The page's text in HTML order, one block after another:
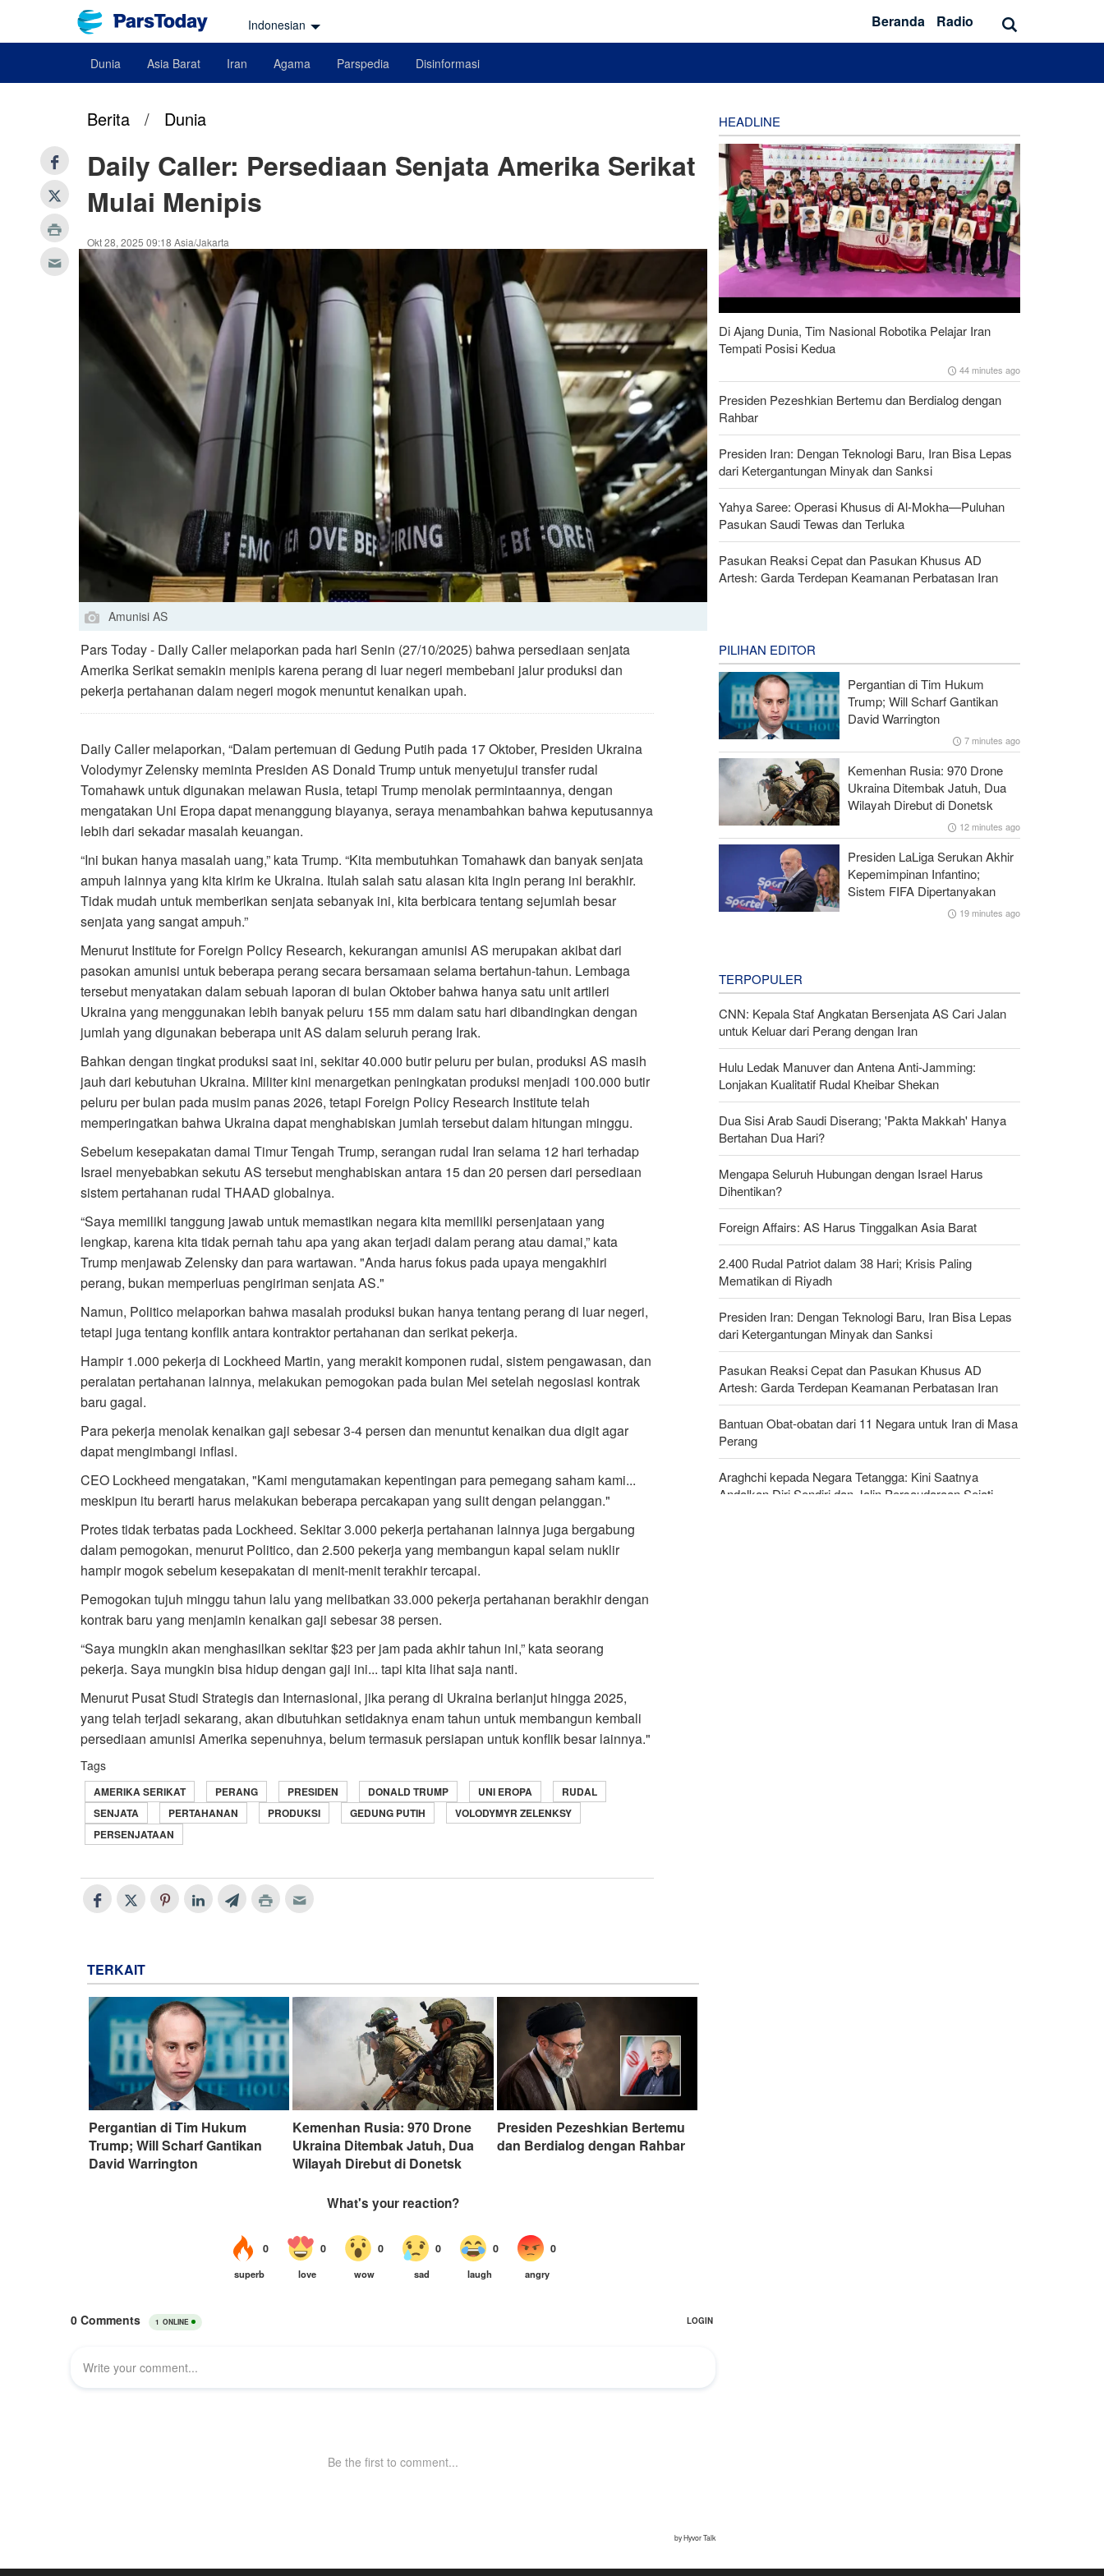
Indonesian Beranda Radio
Dunia Asia Barat Iran Agama Parspedia Disinformasi
Berita / Dunia
Daily Caller: Persediaan Senjata Amerika Serikat
Mulai Menipis
Okt 28, 2025 09:18 Asia/Jakarta
Amunisi AS
Pars Today - Daily Caller melaporkan pada hari Senin (27/10/2025) bahwa persediaan senjata
Amerika Serikat semakin menipis karena perang di luar negeri membebani jalur produksi dan
pekerja pertahanan dalam negeri mogok menuntut kenaikan upah.
Daily Caller melaporkan, “Dalam pertemuan di Gedung Putih pada 17 Oktober, Presiden Ukraina
Volodymyr Zelensky meminta Presiden AS Donald Trump untuk menyetujui transfer rudal
Tomahawk untuk digunakan melawan Rusia, tetapi Trump menolak permintaannya, dengan
mengatakan Uni Eropa dapat menanggung biayanya, seraya menambahkan bahwa keputusannya
lebih dari sekadar masalah keuangan.
“Ini bukan hanya masalah uang,” kata Trump. “Kita membutuhkan Tomahawk dan banyak senjata
ampuh lainnya yang kita kirim ke Ukraina. Itulah salah satu alasan kita ingin perang ini berakhir.
Tidak mudah untuk memberikan senjata sebanyak ini, kita berbicara tentang sejumlah besar
senjata yang sangat ampuh.”
Menurut Institute for Foreign Policy Research, kekurangan amunisi AS merupakan akibat dari
pasokan amunisi untuk beberapa perang secara bersamaan selama bertahun-tahun. Lembaga
tersebut menyatakan dalam sebuah laporan di bulan Oktober bahwa hanya satu unit artileri
Ukraina yang menggunakan lebih banyak peluru 155 mm dalam satu hari dibandingkan dengan
jumlah yang digunakan beberapa unit AS dalam seluruh perang Irak.
Bahkan dengan tingkat produksi saat ini, sekitar 40.000 butir peluru per bulan, produksi AS masih
jauh dari kebutuhan Ukraina. Militer kini menargetkan peningkatan produksi menjadi 100.000 butir
peluru per bulan pada musim panas 2026, tetapi Foreign Policy Research Institute telah
memperingatkan bahwa Ukraina dapat menghabiskan jumlah tersebut dalam hitungan minggu.
Sebelum kesepakatan damai Timur Tengah Trump, serangan rudal Iran selama 12 hari terhadap
Israel menyebabkan sekutu AS tersebut menghabiskan antara 15 dan 20 persen dari persediaan
sistem pertahanan rudal THAAD globalnya.
“Saya memiliki tanggung jawab untuk memastikan negara kita memiliki persenjataan yang
lengkap, karena kita tidak pernah tahu apa yang akan terjadi dalam perang atau damai,” kata
Trump menjawab Zelensky dan para wartawan. "Anda harus fokus pada upaya mengakhiri
perang, bukan memperluas pengiriman senjata AS."
Namun, Politico melaporkan bahwa masalah produksi bukan hanya tentang perang di luar negeri,
tetapi juga tentang konflik antara kontraktor pertahanan dan serikat pekerja.
Hampir 1.000 pekerja di Lockheed Martin, yang merakit komponen rudal, sistem pengawasan, dan
peralatan pertahanan lainnya, melakukan pemogokan pada bulan Mei setelah negosiasi kontrak
baru gagal.
Para pekerja menolak kenaikan gaji sebesar 3-4 persen dan menuntut kenaikan dua digit agar
dapat mengimbangi inflasi.
CEO Lockheed mengatakan, "Kami mengutamakan kepentingan para pemegang saham kami...
meskipun itu berarti harus melakukan beberapa percakapan yang sulit dengan pelanggan."
Protes tidak terbatas pada Lockheed. Sekitar 3.000 pekerja pertahanan lainnya juga bergabung
dalam pemogokan, menurut Politico, dan 2.500 pekerja yang membangun kapal selam nuklir
hampir mogok sebelum kesepakatan di menit-menit terakhir tercapai.
Pemogokan tujuh minggu tahun lalu yang melibatkan 33.000 pekerja pertahanan berakhir dengan
kontrak baru yang menjamin kenaikan gaji sebesar 38 persen.
“Saya mungkin akan menghasilkan sekitar $23 per jam pada akhir tahun ini,” kata seorang
pekerja. Saya mungkin bisa hidup dengan gaji ini... tapi kita lihat saja nanti.
Menurut Pusat Studi Strategis dan Internasional, jika perang di Ukraina berlanjut hingga 2025,
yang telah terjadi sekarang, akan dibutuhkan setidaknya enam tahun untuk membangun kembali
persediaan amunisi Amerika sepenuhnya, belum termasuk persiapan untuk konflik besar lainnya."
Tags
AMERIKA SERIKAT PERANG PRESIDEN DONALD TRUMP UNI EROPA
RUDAL
SENJATA
PERTAHANAN PRODUKSI GEDUNG PUTIH
VOLODYMYR ZELENKSY
PERSENJATAAN
TERKAIT
Pergantian di Tim Hukum
Trump; Will Scharf Gantikan
David Warrington
Kemenhan Rusia: 970 Drone
Ukraina Ditembak Jatuh, Dua
Wilayah Direbut di Donetsk
Presiden Pezeshkian Bertemu
dan Berdialog dengan Rahbar
HEADLINE
Di Ajang Dunia, Tim Nasional Robotika Pelajar Iran
Tempati Posisi Kedua
44 minutes ago
Presiden Pezeshkian Bertemu dan Berdialog dengan
Rahbar
Presiden Iran: Dengan Teknologi Baru, Iran Bisa Lepas
dari Ketergantungan Minyak dan Sanksi
Yahya Saree: Operasi Khusus di Al-Mokha—Puluhan
Pasukan Saudi Tewas dan Terluka
Pasukan Reaksi Cepat dan Pasukan Khusus AD
Artesh: Garda Terdepan Keamanan Perbatasan Iran
PILIHAN EDITOR
Pergantian di Tim Hukum
Trump; Will Scharf Gantikan
David Warrington
7 minutes ago
Kemenhan Rusia: 970 Drone
Ukraina Ditembak Jatuh, Dua
Wilayah Direbut di Donetsk
12 minutes ago
Presiden LaLiga Serukan Akhir
Kepemimpinan Infantino;
Sistem FIFA Dipertanyakan
19 minutes ago
TERPOPULER
CNN: Kepala Staf Angkatan Bersenjata AS Cari Jalan
untuk Keluar dari Perang dengan Iran
Hulu Ledak Manuver dan Antena Anti-Jamming:
Lonjakan Kualitatif Rudal Kheibar Shekan
Dua Sisi Arab Saudi Diserang; 'Pakta Makkah' Hanya
Bertahan Dua Hari?
Mengapa Seluruh Hubungan dengan Israel Harus
Dihentikan?
Foreign Affairs: AS Harus Tinggalkan Asia Barat
2.400 Rudal Patriot dalam 38 Hari; Krisis Paling
Mematikan di Riyadh
Presiden Iran: Dengan Teknologi Baru, Iran Bisa Lepas
dari Ketergantungan Minyak dan Sanksi
Pasukan Reaksi Cepat dan Pasukan Khusus AD
Artesh: Garda Terdepan Keamanan Perbatasan Iran
Bantuan Obat-obatan dari 11 Negara untuk Iran di Masa
Perang
Araghchi kepada Negara Tetangga: Kini Saatnya
Andalkan Diri Sendiri dan Jalin Persaudaraan Sejati